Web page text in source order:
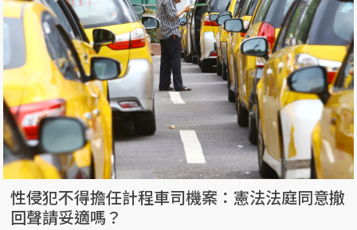
性侵犯不得擔任計程車司機案：憲法法庭同意撤
回聲請妥適嗎？